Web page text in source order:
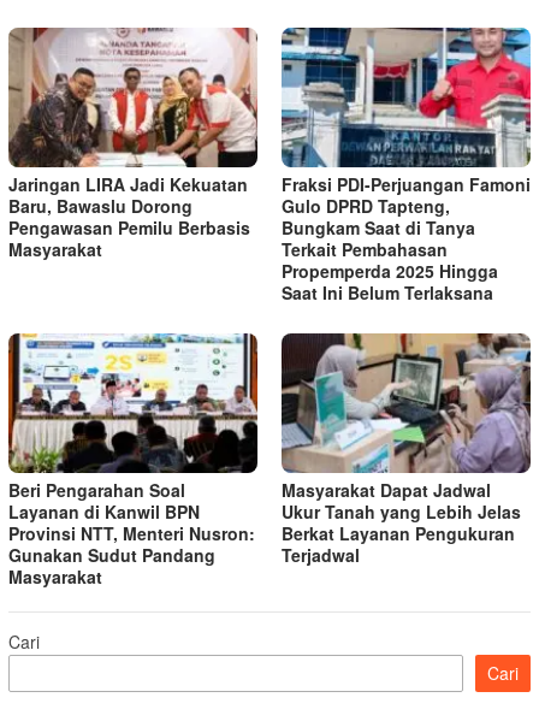
Jaringan LIRA Jadi Kekuatan
Baru, Bawaslu Dorong
Pengawasan Pemilu Berbasis
Masyarakat
Fraksi PDI-Perjuangan Famoni
Gulo DPRD Tapteng,
Bungkam Saat di Tanya
Terkait Pembahasan
Propemperda 2025 Hingga
Saat Ini Belum Terlaksana
Beri Pengarahan Soal
Layanan di Kanwil BPN
Provinsi NTT, Menteri Nusron:
Gunakan Sudut Pandang
Masyarakat
Masyarakat Dapat Jadwal
Ukur Tanah yang Lebih Jelas
Berkat Layanan Pengukuran
Terjadwal
Cari
Cari